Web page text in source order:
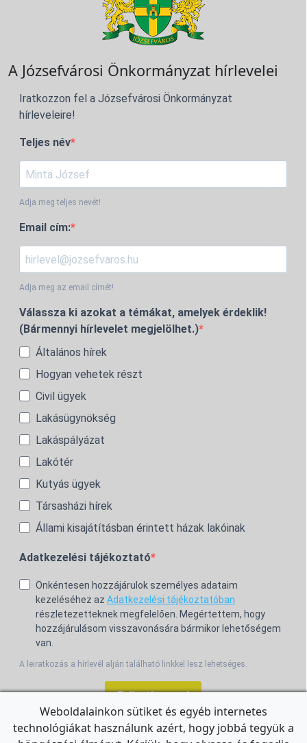
A Józsefvárosi Önkormányzat hírlevelei
Iratkozzon fel a Józsefvárosi Önkormányzat
hírleveleire!
Teljes név
Adja meg teljes nevét!
Email cím:
Adja meg az email címét!
Válassza ki azokat a témákat, amelyek érdeklik!
(Bármennyi hírlevelet megjelölhet.)
Általános hírek
Hogyan vehetek részt
Civil ügyek
Lakásügynökség
Lakáspályázat
Lakótér
Kutyás ügyek
Társasházi hírek
Állami kisajátításban érintett házak lakóinak
Adatkezelési tájékoztató
Önkéntesen hozzájárulok személyes adataim
kezeléséhez az Adatkezelési tájékoztatóban
részletezetteknek megfelelően. Megértettem, hogy
hozzájárulásom visszavonására bármikor lehetőségem
van.
A leiratkozás a hírlevél alján található linkkel lesz lehetséges.
Feliratkozom!
Weboldalainkon sütiket és egyéb internetes
technológiákat használunk azért, hogy jobbá tegyük a